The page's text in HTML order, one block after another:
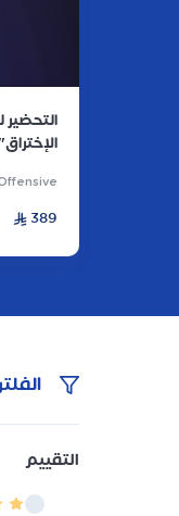
389
التقييم